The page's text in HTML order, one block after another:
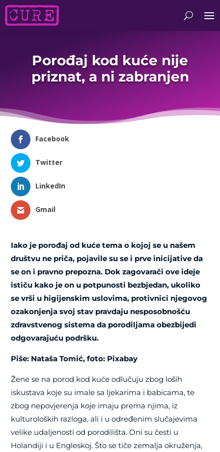
Porođaj kod kuće nije
priznat, a ni zabranjen
Facebook
Twitter
LinkedIn
Gmail
Iako je porođaj od kuće tema o kojoj se u našem
društvu ne priča, pojavile su se i prve inicijative da
se on i pravno prepozna. Dok zagovarači ove ideje
ističu kako je on u potpunosti bezbjedan, ukoliko
se vrši u higijenskim uslovima, protivnici njegovog
ozakonjenja svoj stav pravdaju nesposobnošću
zdravstvenog sistema da porodiljama obezbijedi
odgovarajuću podršku.
Piše: Nataša Tomić, foto: Pixabay
Žene se na porod kod kuće odlučuju zbog loših
iskustava koje su imale sa ljekarima i babicama, te
zbog nepovjerenja koje imaju prema njima, iz
kulturoloških razloga, ali i u određenim slučajevima
velike udaljenosti od porodilišta. Oni su česti u
Holandiji i u Engleskoj. Što se tiče zemalja okruženja,